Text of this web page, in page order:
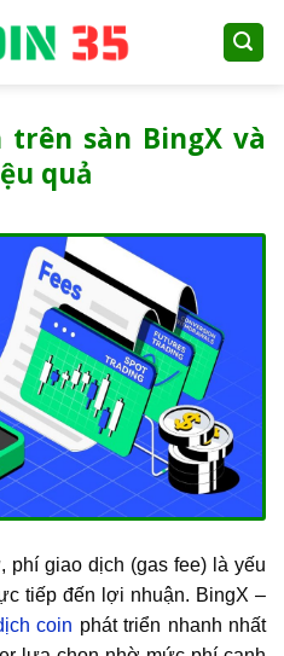
trên sàn BingX và
quả
phí giao dịch (gas fee) là yếu
tiếp đến lợi nhuận. BingX –
coin phát triển nhanh nhất